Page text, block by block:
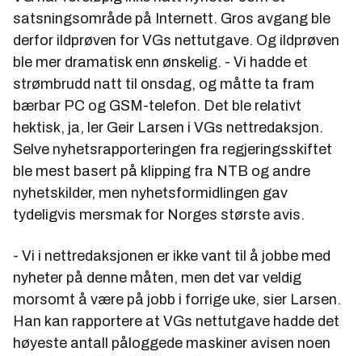
satsningsområde på Internett. Gros avgang ble
derfor ildprøven for VGs nettutgave. Og ildprøven
ble mer dramatisk enn ønskelig. - Vi hadde et
strømbrudd natt til onsdag, og måtte ta fram
bærbar PC og GSM-telefon. Det ble relativt
hektisk, ja, ler Geir Larsen i VGs nettredaksjon.
Selve nyhetsrapporteringen fra regjeringsskiftet
ble mest basert på klipping fra NTB og andre
nyhetskilder, men nyhetsformidlingen gav
tydeligvis mersmak for Norges største avis.
- Vi i nettredaksjonen er ikke vant til å jobbe med
nyheter på denne måten, men det var veldig
morsomt å være på jobb i forrige uke, sier Larsen.
Han kan rapportere at VGs nettutgave hadde det
høyeste antall påloggede maskiner avisen noen